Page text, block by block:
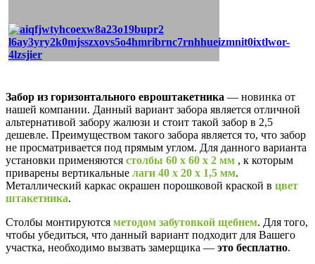
Забор из горизонтального евроштакетника — новинка от
нашей компании. Данный вариант забора является отличной
альтернативой забору жалюзи и стоит такой забор в 2,5
дешевле. Преимуществом такого забора является то, что забор
не просматривается под прямым углом. Для данного варианта
установки применяются столбы 60 х 60 х 2 мм , к которым
приварены вертикальные лаги 40 х 20 х 1,5 мм.
Металлический каркас окрашен порошковой краской в цвет
штакетника.
Столбы монтируются методом забутовкой щебнем. Для того,
чтобы убедиться, что данный вариант подходит для Вашего
участка, необходимо вызвать замерщика — это бесплатно.